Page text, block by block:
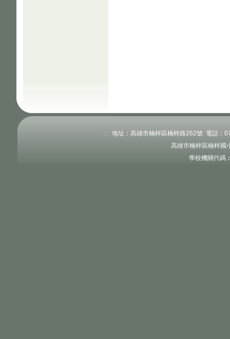
:::
地址：高雄市楠梓區楠梓路262號 電話：
高雄市楠梓區楠梓國
學校機關代碼